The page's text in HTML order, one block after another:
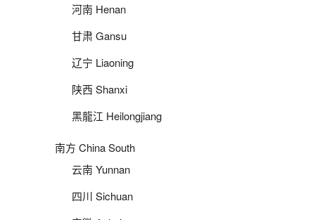
河南 Henan
甘肃 Gansu
辽宁 Liaoning
陕西 Shanxi
黑龍江 Heilongjiang
南方 China South
云南 Yunnan
四川 Sichuan